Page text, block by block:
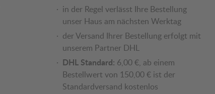
in der Regel verlässt Ihre Bestellung
unser Haus am nächsten Werktag
der Versand Ihrer Bestellung erfolgt mit
unserem Partner DHL
DHL Standard: 6,00 €, ab einem
Bestellwert von 150,00 € ist der
Standardversand kostenlos